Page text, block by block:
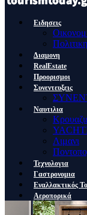
Ειδησεις
Πολιτικη
Διαμονη
RealEstate
Προορισμοι
Συνεντευξεις
Ναυτιλια
Λιμανι
Τεχνολογια
Γαστρονομια
Εναλλακτικός
Αεροπορικά